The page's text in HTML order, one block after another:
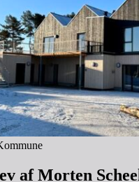
af Morten